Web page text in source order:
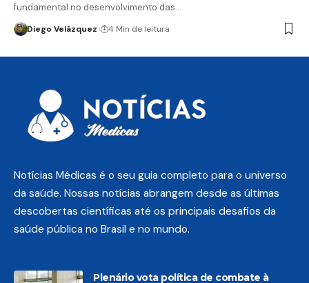
fundamental no desenvolvimento das…
Diego Velázquez 4 Min de leitura
Notícias Médicas é o seu guia completo para o universo
da saúde. Nossas notícias abrangem desde as últimas
descobertas científicas até os principais desafios da
saúde pública no Brasil e no mundo.
Plenário vota política de combate à